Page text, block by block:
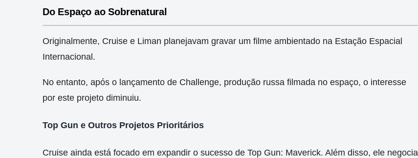
Do Espaço ao Sobrenatural
Originalmente, Cruise e Liman planejavam gravar um filme ambientado na Estação Espacial
Internacional.
No entanto, após o lançamento de Challenge, produção russa filmada no espaço, o interesse
por este projeto diminuiu.
Top Gun e Outros Projetos Prioritários
Cruise ainda está focado em expandir o sucesso de Top Gun: Maverick. Além disso, ele negocia